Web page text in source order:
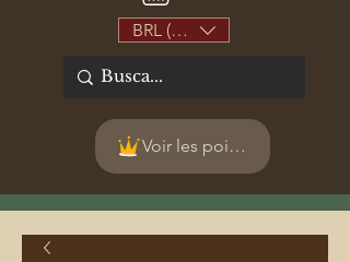
BRL (R$)
Voir les points